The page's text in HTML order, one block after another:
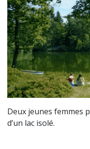
Deux jeunes femmes
d’un lac isolé.